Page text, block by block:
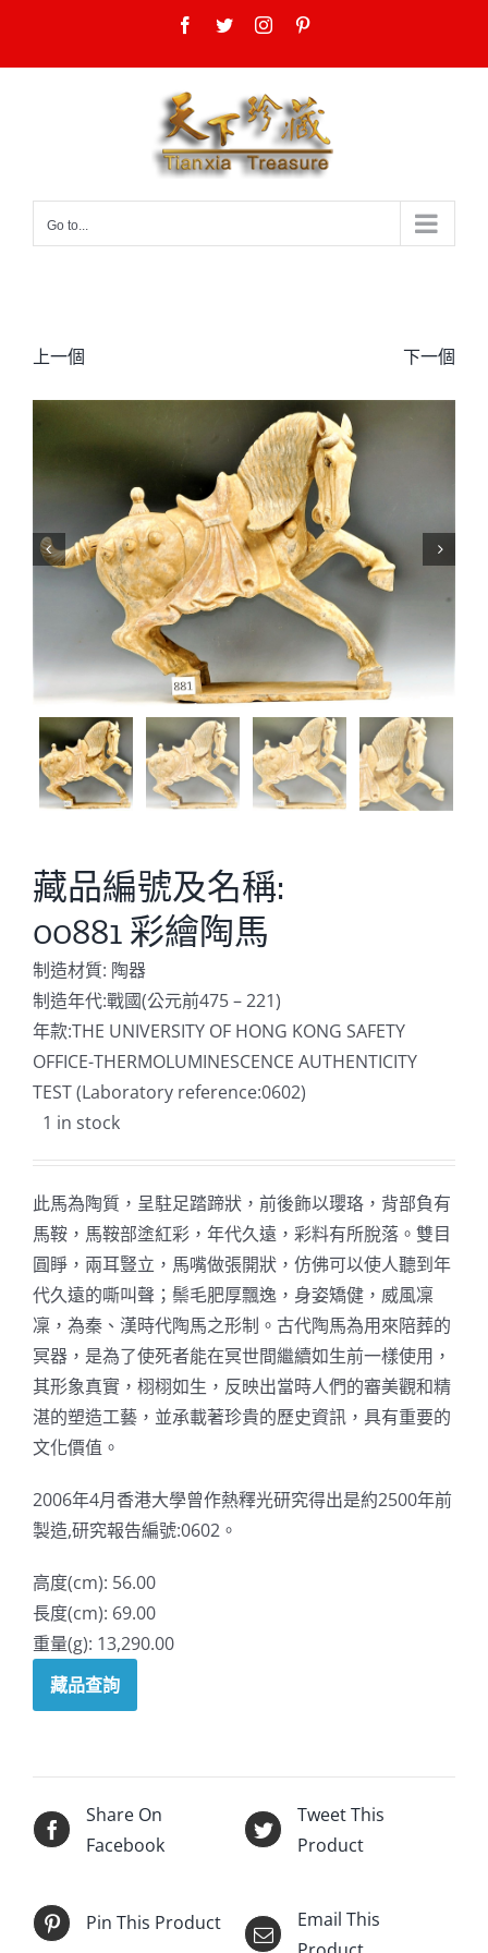
content
Facebook
TwitterInstagram
Go to...
上一個 下一個
 
藏品編號及名稱:
00881 彩繪陶馬
制造材質: 陶器
制造年代:戰國(公元前475 – 221)
年款:THE UNIVERSITY OF HONG KONG SAFETY
OFFICE-THERMOLUMINESCENCE AUTHENTICITY
TEST (Laboratory reference:0602)
1 in stock
此馬為陶質，呈駐足踏蹄狀，前後飾以瓔珞，背部負有
馬鞍，馬鞍部塗紅彩，年代久遠，彩料有所脫落。雙目
圓睜，兩耳豎立，馬嘴做張開狀，仿佛可以使人聽到年
代久遠的嘶叫聲；鬃毛肥厚飄逸，身姿矯健，威風凜
凜，為秦、漢時代陶馬之形制。古代陶馬為用來陪葬的
冥器，是為了使死者能在冥世間繼續如生前一樣使用，
其形象真實，栩栩如生，反映出當時人們的審美觀和精
湛的塑造工藝，並承載著珍貴的歷史資訊，具有重要的
文化價值。
2006年4月香港大學曾作熱釋光研究得出是約2500年前
製造,研究報告編號:0602。
高度(cm): 56.00
長度(cm): 69.00
重量(g): 13,290.00
藏品查詢
Share On
Facebook
Tweet This
Product
Pin This Product
Email This